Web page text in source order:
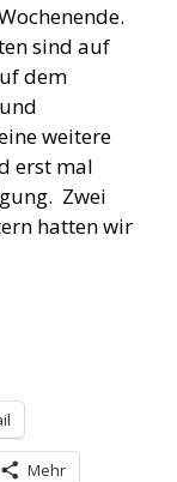
sind auf
dem
weitere
erst mal
Zwei
hatten wir
Mehr